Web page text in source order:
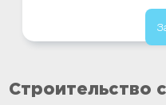
Строительство